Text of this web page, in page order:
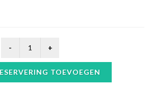
TOEVOEGEN